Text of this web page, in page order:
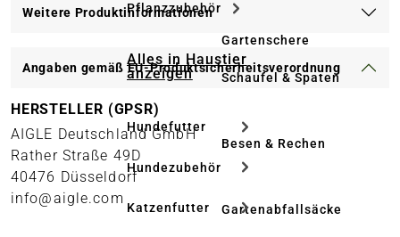
Pflanzzubehör
Alles in Haustier
anzeigen
Hundefutter
Hundezubehör
Katzenfutter
Gartenschere
Schaufel & Spaten
Besen & Rechen
Gartenabfallsäcke
Weitere Produktinformationen
Angaben gemäß EU-Produktsicherheitsverordnung
HERSTELLER (GPSR)
AIGLE Deutschland GmbH
Rather Straße 49D
40476 Düsseldorf
info@aigle.com